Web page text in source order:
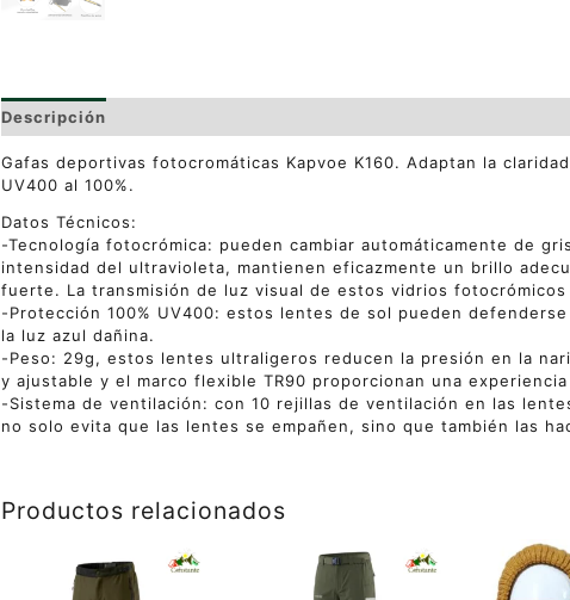
Descripción
Gafas deportivas fotocromáticas Kapvoe K160. Adaptan la
UV400 al 100%.
Datos Técnicos:
-Tecnología fotocrómica: pueden cambiar automáticamente de
intensidad del ultravioleta, mantienen eficazmente un brillo
fuerte. La transmisión de luz visual de estos vidrios fotocrómicos
-Protección 100% UV400: estos lentes de sol pueden
la luz azul dañina.
-Peso: 29g, estos lentes ultraligeros reducen la presión en la
y ajustable y el marco flexible TR90 proporcionan una
-Sistema de ventilación: con 10 rejillas de ventilación en las
no solo evita que las lentes se empañen, sino que también las
Productos relacionados
producto